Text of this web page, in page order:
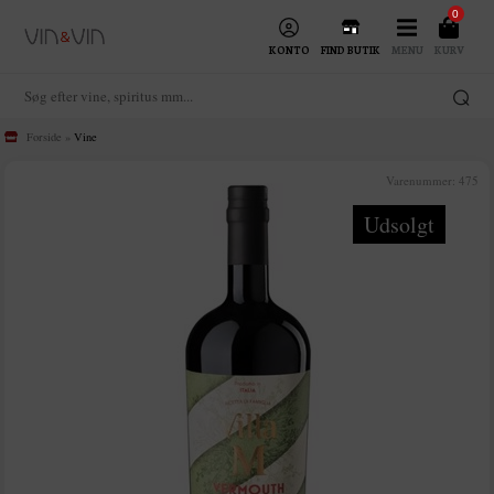
KONTO FIND BUTIK MENU
0
KURV
Forside »Vine
Udsolgt
Varenummer: 475